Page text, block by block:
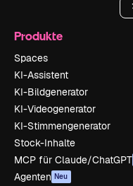
Produkte
Spaces
KI-Assistent
KI-Bildgenerator
KI-Videogenerator
KI-Stimmengenerator
Stock-Inhalte
MCP für Claude/ChatGPT
Agenten Neu